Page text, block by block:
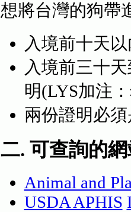
想將台灣的狗帶
入境前十天
入境前三十
明(LYS加注
兩份證明必
二. 可查詢的
Animal and
USDA APHIS